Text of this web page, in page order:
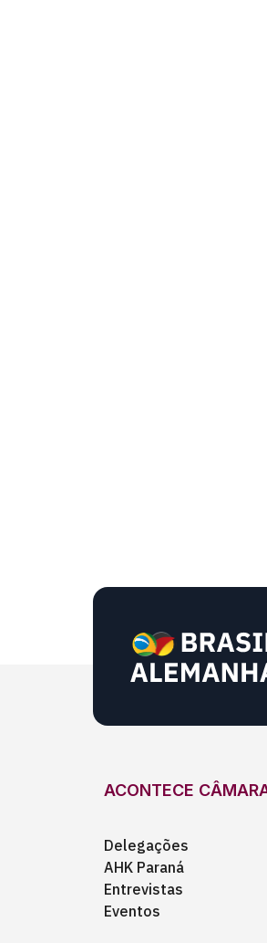
ACONTECE
Delegações
AHK Paraná
Entrevistas
Eventos